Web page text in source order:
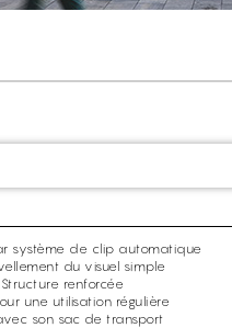
système de clip automatique
du visuel simple
renforcée
une utilisation régulière
son sac de transport